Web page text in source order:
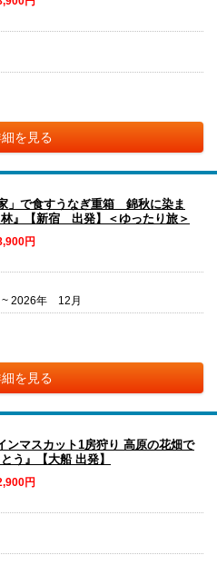
を見る
」で食すうなぎ重箱 錦秋に染ま
』【新宿 出発】＜ゆったり旅＞
円
2026年 12月
を見る
ンマスカット1房狩り 高原の花畑で
う』【大船 出発】
円